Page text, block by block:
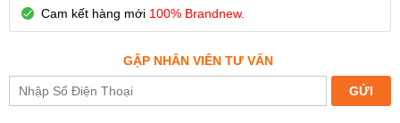
Cam kết hàng mới 100% Brandnew.
GẶP NHÂN VIÊN TƯ VẤN